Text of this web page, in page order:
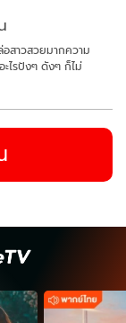
สาวสวยมากความ
ไรปังๆ ดังๆ ก็ไม่